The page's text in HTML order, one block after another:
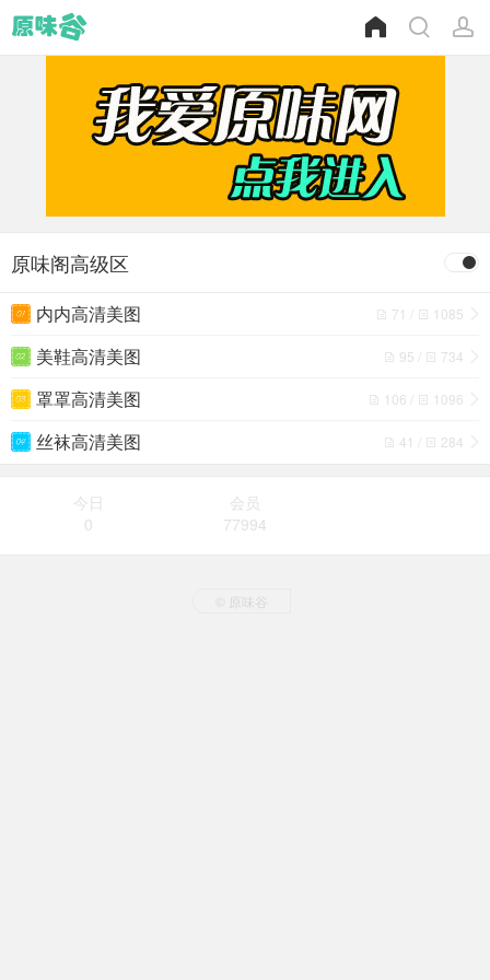
原味阁高级区
内内高清美图 71 / 1085
美鞋高清美图 95 / 734
罩罩高清美图 106 / 1096
丝袜高清美图 41 / 284
今日
0
会员
77994
© 原味谷